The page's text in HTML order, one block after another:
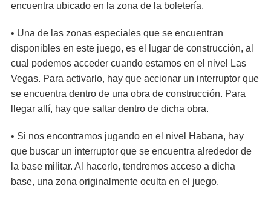
encuentra ubicado en la zona de la boletería.
• Una de las zonas especiales que se encuentran
disponibles en este juego, es el lugar de construcción, al
cual podemos acceder cuando estamos en el nivel Las
Vegas. Para activarlo, hay que accionar un interruptor que
se encuentra dentro de una obra de construcción. Para
llegar allí, hay que saltar dentro de dicha obra.
• Si nos encontramos jugando en el nivel Habana, hay
que buscar un interruptor que se encuentra alrededor de
la base militar. Al hacerlo, tendremos acceso a dicha
base, una zona originalmente oculta en el juego.